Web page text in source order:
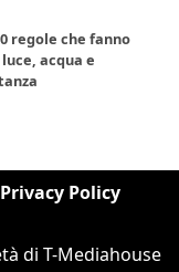
regole che fanno
acqua e
Privacy Policy
di T-Mediahouse